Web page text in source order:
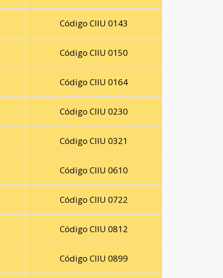
Código CIIU 0143
Código CIIU 0150
Código CIIU 0164
Código CIIU 0230
Código CIIU 0321
Código CIIU 0610
Código CIIU 0722
Código CIIU 0812
Código CIIU 0899